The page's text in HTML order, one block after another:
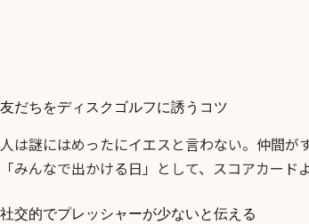
友だちをディスクゴルフに誘うコツ
人は謎にはめったにイエスと言わない。仲間
「みんなで出かける日」として、スコアカー
社交的でプレッシャーが少ないと伝える